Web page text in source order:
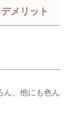
メリット
ん、他にも色ん